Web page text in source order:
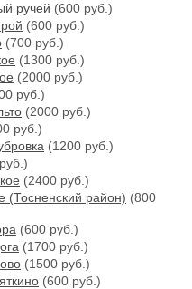
ручей (600 руб.)
(600 руб.)
(700 руб.)
(1300 руб.)
(2000 руб.)
руб.)
(2000 руб.)
руб.)
(1200 руб.)
(2400 руб.)
(Тосненский район) (800
(600 руб.)
(1700 руб.)
(1500 руб.)
(600 руб.)